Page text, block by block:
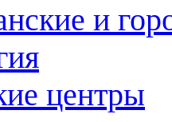
и
центры